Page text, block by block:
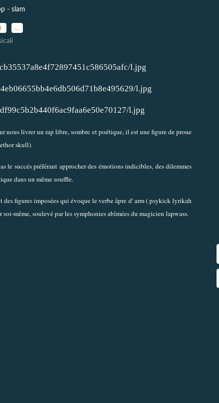
- slam
nous livrer un rap libre, sombre et poétique, il est une figure de proue
skull).
succés préférant approcher des émotions indicibles, des dilemmes
dans un même souffle.
figures imposées qui évoque le verbe âpre d' arm ( psykick lyrikah
même, soulevé par les symphonies abîmées du magicien lapwass.